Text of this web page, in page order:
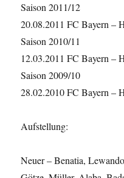
Saison 2011/12
20.08.2011 FC Bayern –
Saison 2010/11
12.03.2011 FC Bayern –
Saison 2009/10
28.02.2010 FC Bayern –
Aufstellung:
Neuer – Benatia,